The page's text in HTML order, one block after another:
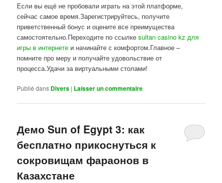
Если вы ещё не пробовали играть на этой платформе,
сейчас самое время.Зарегистрируйтесь, получите
приветственный бонус и оцените все преимущества
самостоятельно.Переходите по ссылкеsultan casino kz для
игры в интернете и начинайте с комфортом.Главное –
помните про меру и получайте удовольствие от
процесса.Удачи за виртуальными столами!
Publié dans Divers | Laisser un commentaire
Демо Sun of Egypt 3: как
бесплатно прикоснуться к
сокровищам фараонов в
Казахстане